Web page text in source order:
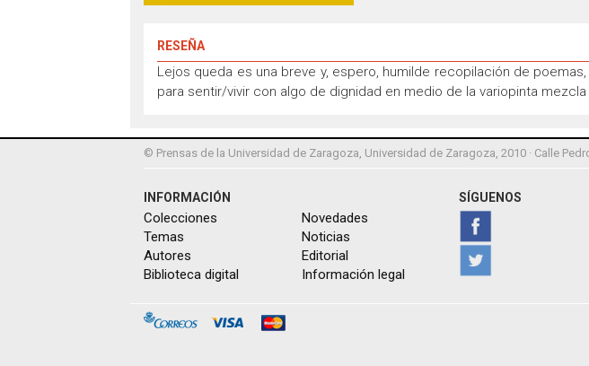
RESEÑA
Lejos queda es una breve y, espero, humilde recopilación de
para sentir/vivir con algo de dignidad en medio de la variopinta
© Prensas de la Universidad de Zaragoza, Universidad de Zaragoza, 2010 · Calle
INFORMACIÓN
Colecciones
Temas
Autores
Biblioteca digital
Novedades
Noticias
Editorial
Información legal
SÍGUENOS